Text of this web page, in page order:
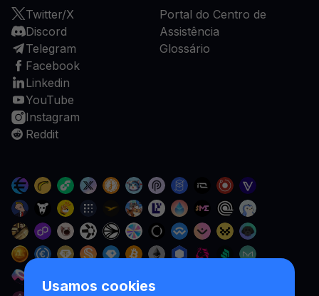
Usamos cookies
Twitter/X
Discord
Telegram
Facebook
Linkedin
YouTube
Instagram
Reddit
Portal do Centro de
Assistência
Glossário